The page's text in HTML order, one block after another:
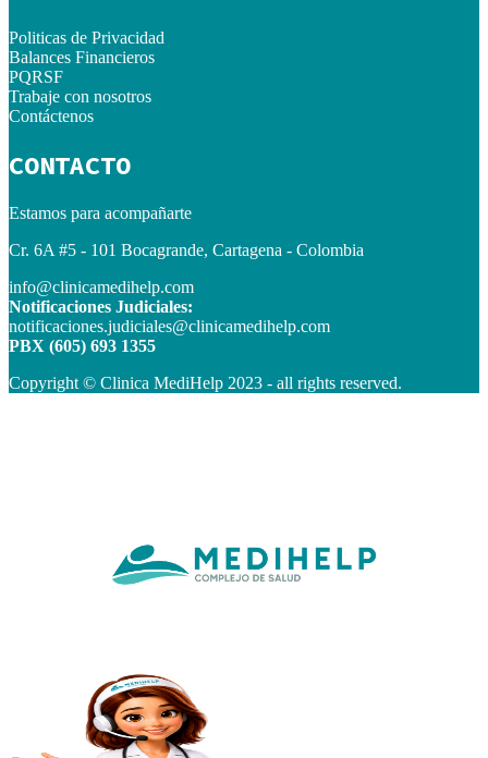
Politicas de Privacidad
Balances Financieros
PQRSF
Trabaje con nosotros
Contáctenos
CONTACTO
Estamos para acompañarte
Cr. 6A #5 - 101 Bocagrande, Cartagena - Colombia
info@clinicamedihelp.com
Notificaciones Judiciales:
notificaciones.judiciales@clinicamedihelp.com
PBX (605) 693 1355
Copyright © Clinica MediHelp 2023 - all rights reserved.